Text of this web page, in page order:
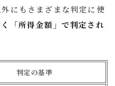
にもさまざまな判定に使
く「所得金額」で判定され
判定の基準